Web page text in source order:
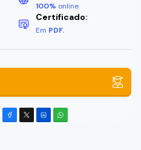
100% online.
Certificado:
Em PDF.